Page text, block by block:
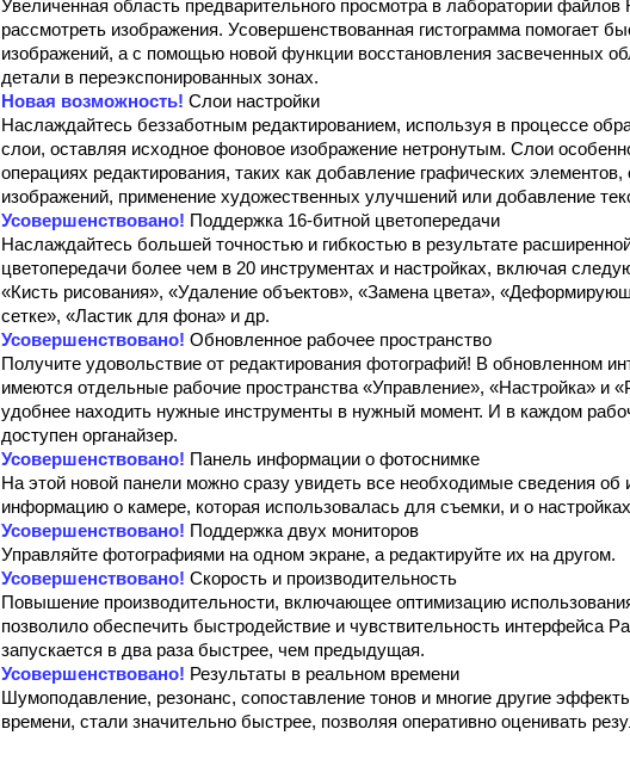
Увеличенная область предварительного просмотра в лаборатории
рассмотреть изображения. Усовершенствованная гистограмма помогает
изображений, а с помощью новой функции восстановления засвеченных
детали в переэкспонированных зонах.
Новая возможность! Слои настройки
Наслаждайтесь беззаботным редактированием, используя в процессе
слои, оставляя исходное фоновое изображение нетронутым. Слои
операциях редактирования, таких как добавление графических
изображений, применение художественных улучшений или добавление
Усовершенствовано! Поддержка 16-битной цветопередачи
Наслаждайтесь большей точностью и гибкостью в результате
цветопередачи более чем в 20 инструментах и настройках, включая
«Кисть рисования», «Удаление объектов», «Замена цвета»,
сетке», «Ластик для фона» и др.
Усовершенствовано! Обновленное рабочее пространство
Получите удовольствие от редактирования фотографий! В обновленном
имеются отдельные рабочие пространства «Управление», «Настройка» и
удобнее находить нужные инструменты в нужный момент. И в каждом
доступен органайзер.
Усовершенствовано! Панель информации о фотоснимке
На этой новой панели можно сразу увидеть все необходимые сведения об
информацию о камере, которая использовалась для съемки, и о
Усовершенствовано! Поддержка двух мониторов
Управляйте фотографиями на одном экране, а редактируйте их на другом.
Усовершенствовано! Скорость и производительность
Повышение производительности, включающее оптимизацию
позволило обеспечить быстродействие и чувствительность интерфейса
запускается в два раза быстрее, чем предыдущая.
Усовершенствовано! Результаты в реальном времени
Шумоподавление, резонанс, сопоставление тонов и многие другие
времени, стали значительно быстрее, позволяя оперативно оценивать